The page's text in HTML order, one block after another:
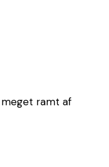
meget ramt af